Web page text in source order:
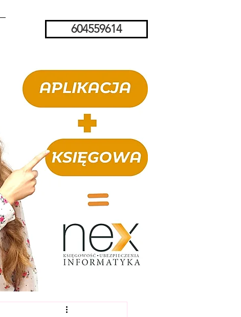
604559614